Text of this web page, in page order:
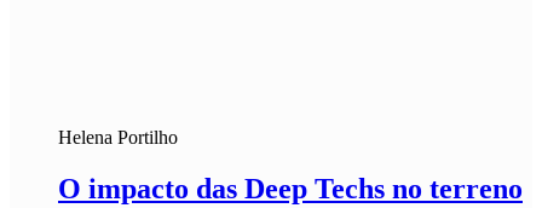
Helena Portilho
O impacto das Deep Techs no terreno